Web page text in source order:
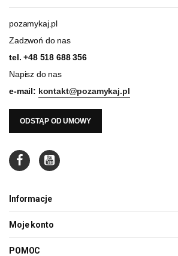
pozamykaj.pl
Zadzwoń do nas
tel.+48 518 688 356
Napisz do nas
e-mail: kontakt@pozamykaj.pl
ODSTĄP OD UMOWY
Informacje
Moje konto
POMOC